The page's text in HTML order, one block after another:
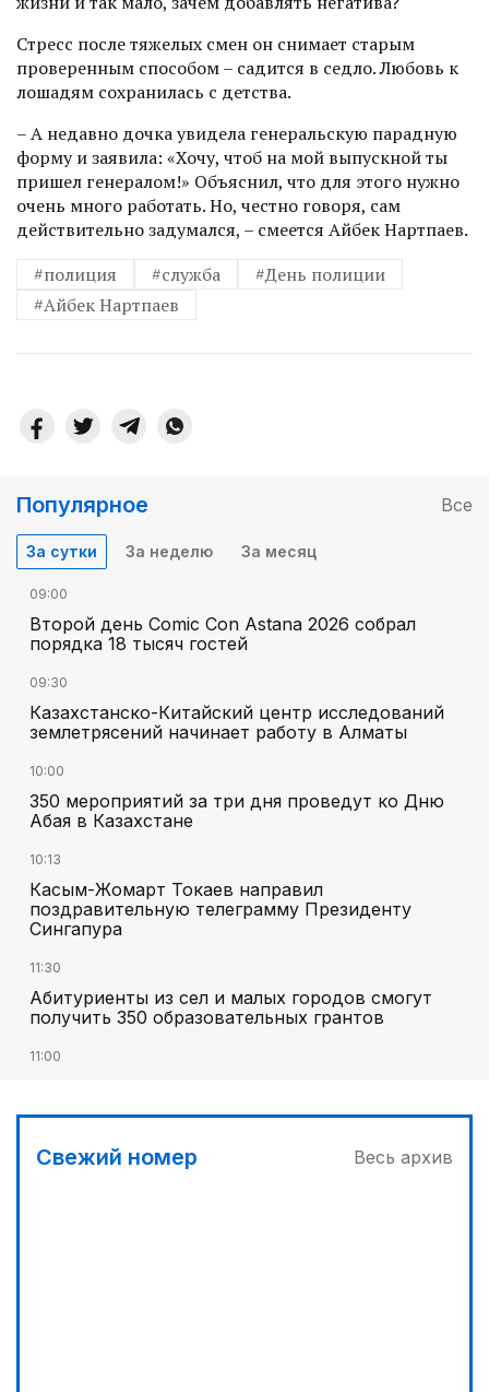
Стресс после тяжелых смен он снимает старым
проверенным способом – садится в седло. Любовь к
лошадям сохранилась с детства.
– А недавно дочка увидела генеральскую парадную
форму и заявила: «Хочу, чтоб на мой выпускной ты
пришел генералом!» Объяснил, что для этого нужно
очень много работать. Но, честно говоря, сам
действительно задумался, – смеется Айбек Нартпаев.
#полиция
#служба
#День полиции
#Айбек Нартпаев
Популярное Все
За сутки За неделю За месяц
09:00
Второй день Comic Con Astana 2026 собрал
порядка 18 тысяч гостей
09:30
Казахстанско-Китайский центр исследований
землетрясений начинает работу в Алматы
10:00
350 мероприятий за три дня проведут ко Дню
Абая в Казахстане
10:13
Касым-Жомарт Токаев направил
поздравительную телеграмму Президенту
Сингапура
11:30
Абитуриенты из сел и малых городов смогут
получить 350 образовательных грантов
11:00
МЧС запустило новые станции мониторинга
Свежий номер Весь архив